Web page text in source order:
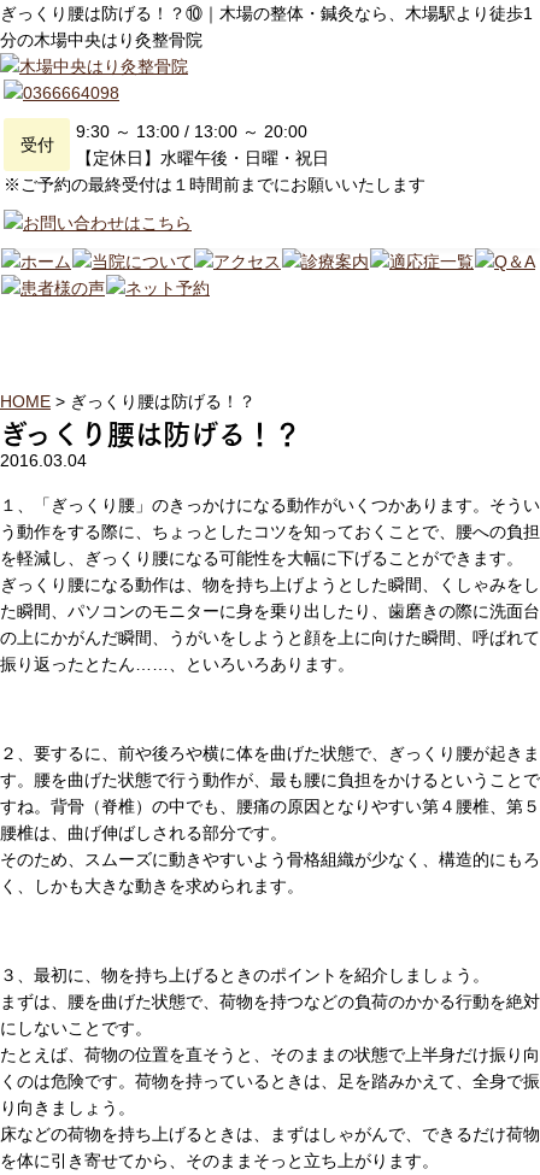
ぎっくり腰は防げる！？⑩｜木場の整体・鍼灸なら、木場駅より徒歩1
分の木場中央はり灸整骨院
受付
9:30 ～ 13:00 / 13:00 ～ 20:00
【定休日】水曜午後・日曜・祝日
※ご予約の最終受付は１時間前までにお願いいたします
HOME > ぎっくり腰は防げる！？
ぎっくり腰は防げる！？
2016.03.04
１、「ぎっくり腰」のきっかけになる動作がいくつかあります。そうい
う動作をする際に、ちょっとしたコツを知っておくことで、腰への負担
を軽減し、ぎっくり腰になる可能性を大幅に下げることができます。
ぎっくり腰になる動作は、物を持ち上げようとした瞬間、くしゃみをし
た瞬間、パソコンのモニターに身を乗り出したり、歯磨きの際に洗面台
の上にかがんだ瞬間、うがいをしようと顔を上に向けた瞬間、呼ばれて
振り返ったとたん……、といろいろあります。
２、要するに、前や後ろや横に体を曲げた状態で、ぎっくり腰が起きま
す。腰を曲げた状態で行う動作が、最も腰に負担をかけるということで
すね。背骨（脊椎）の中でも、腰痛の原因となりやすい第４腰椎、第５
腰椎は、曲げ伸ばしされる部分です。
そのため、スムーズに動きやすいよう骨格組織が少なく、構造的にもろ
く、しかも大きな動きを求められます。
３、最初に、物を持ち上げるときのポイントを紹介しましょう。
まずは、腰を曲げた状態で、荷物を持つなどの負荷のかかる行動を絶対
にしないことです。
たとえば、荷物の位置を直そうと、そのままの状態で上半身だけ振り向
くのは危険です。荷物を持っているときは、足を踏みかえて、全身で振
り向きましょう。
床などの荷物を持ち上げるときは、まずはしゃがんで、できるだけ荷物
を体に引き寄せてから、そのままそっと立ち上がります。